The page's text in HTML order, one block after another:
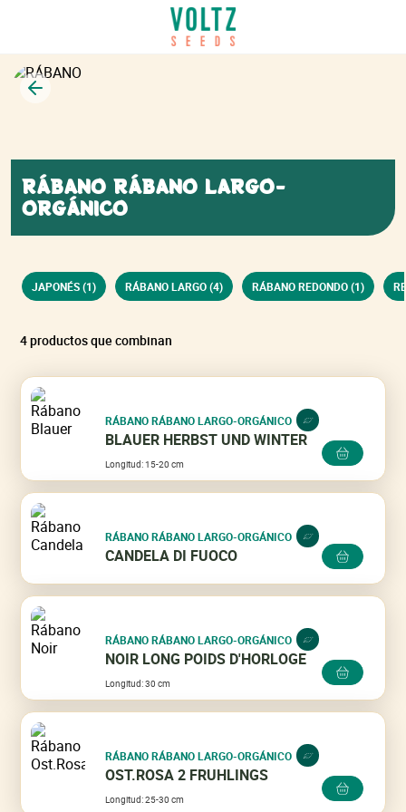
Volver
RÁBANO RÁBANO LARGO-
ORGÁNICO
JAPONÉS (1) RÁBANO LARGO (4) RÁBANO REDONDO (1)
4 productos que combinan
RÁBANO RÁBANO LARGO-ORGÁNICO
BLAUER HERBST UND WINTER
Longitud: 15-20 cm
RÁBANO RÁBANO LARGO-ORGÁNICO
CANDELA DI FUOCO
RÁBANO RÁBANO LARGO-ORGÁNICO
NOIR LONG POIDS D'HORLOGE
Longitud: 30 cm
RÁBANO RÁBANO LARGO-ORGÁNICO
OST.ROSA 2 FRUHLINGS
Longitud: 25-30 cm